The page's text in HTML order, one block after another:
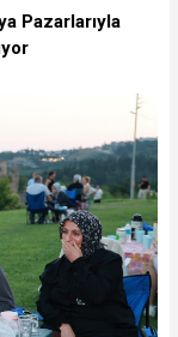
Pazarlarıyla